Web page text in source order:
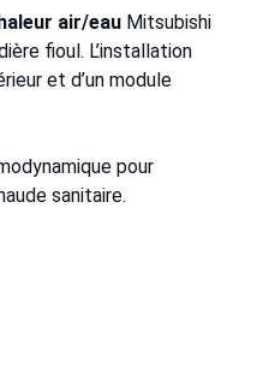
air/eau Mitsubishi
fioul. L’installation
et d’un module
pour
sanitaire.